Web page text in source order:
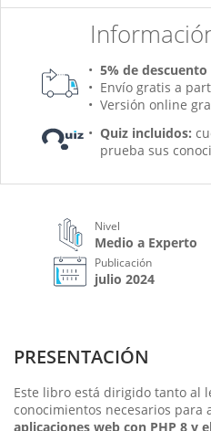
5% de
Envío gratis a
Versión online
Quiz incluidos:
prueba sus
Nivel
Medio a Experto
Publicación
julio 2024
PRESENTACIÓN
Este libro está dirigido tanto al
conoci­mientos necesarios para
aplicaciones web con PHP 8 y